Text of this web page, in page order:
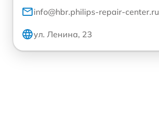
info@hbr.philips-repair-center.ru
ул. Ленина, 23